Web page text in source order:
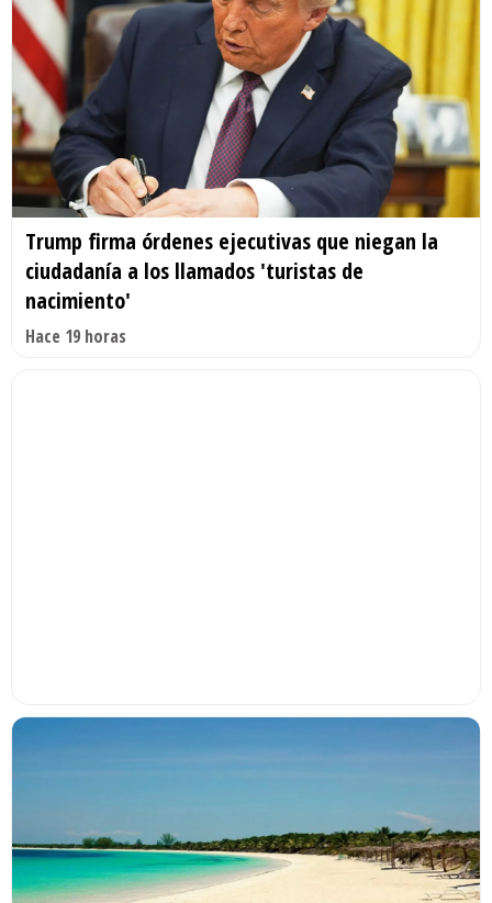
Trump firma órdenes ejecutivas que niegan la
ciudadanía a los llamados 'turistas de
nacimiento'
Hace 19 horas